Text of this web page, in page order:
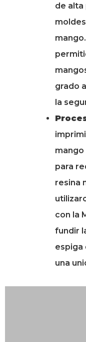
de alta
grado
la
para
resina
con la
fundir
espiga
una